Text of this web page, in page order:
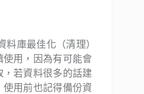
料庫最佳化（清理）
用，因為有可能會
若資料很多的話建
用前也記得備份資